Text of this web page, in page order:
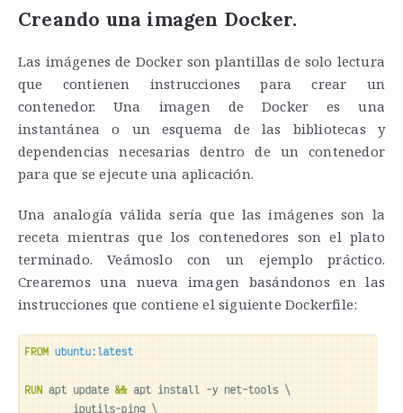
Creando una imagen Docker.
Las imágenes de Docker son plantillas de solo lectura
que contienen instrucciones para crear un
contenedor. Una imagen de Docker es una
instantánea o un esquema de las bibliotecas y
dependencias necesarias dentro de un contenedor
para que se ejecute una aplicación.
Una analogía válida sería que las imágenes son la
receta mientras que los contenedores son el plato
terminado. Veámoslo con un ejemplo práctico.
Crearemos una nueva imagen basándonos en las
instrucciones que contiene el siguiente Dockerfile: